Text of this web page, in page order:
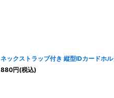
ネックストラップ付き 縦型IDカードホ
880円(税込)